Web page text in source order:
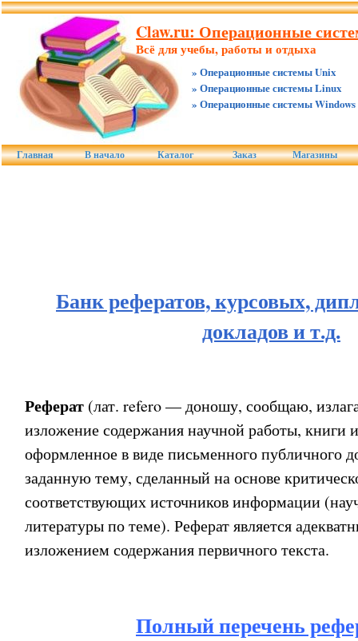
Claw.ru: Операционные
Всё для учебы, работы и отдыха
» Операционные системы Unix
» Операционные системы Linux
» Операционные системы Windows
Главная В начало Каталог Заказ Магазины
Банк рефератов, курсовых,
докладов и т.д.
Реферат(лат. refero — доношу, сообщаю,
изложение содержания научной работы, книги
оформленное в виде письменного публичного
заданную тему, сделанный на основе
соответствующих источников информации
литературы по теме). Реферат является
изложением содержания первичного текста.
Полный перечень